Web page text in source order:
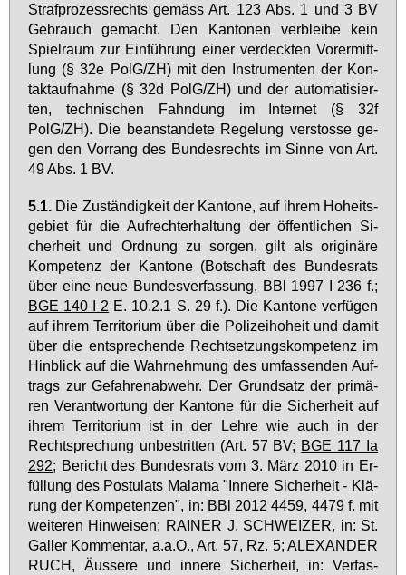
Straf­pro­zess­rechts ge­mäss Art. 123 Abs. 1 und 3 BV
Ge­brauch ge­macht. Den Kan­to­nen ver­blei­be kein
Spiel­raum zur Ein­füh­rung ei­ner ver­deck­ten Vor­er­mitt­
lung (§ 32e PolG/ZH) mit den In­stru­men­ten der Kon­
takt­auf­nah­me (§ 32d PolG/ZH) und der au­to­ma­ti­sier­
ten, tech­ni­schen Fahn­dung im In­ter­net (§ 32f
PolG/ZH). Die be­an­stan­de­te Re­ge­lung ver­stos­se ge­
gen den Vor­rang des Bun­des­rechts im Sin­ne von Art.
49 Abs. 1 BV.
5.1. Die Zu­stän­dig­keit der Kan­to­ne, auf ih­rem Ho­heits­
ge­biet für die Auf­recht­er­hal­tung der öf­fent­li­chen Si­
cher­heit und Ord­nung zu sor­gen, gilt als ori­gi­nä­re
Kom­pe­tenz der Kan­to­ne (Bot­schaft des Bun­des­rats
über ei­ne neue Bun­des­ver­fas­sung, BBl 1997 I 236 f.;
BGE 140 I 2 E. 10.2.1 S. 29 f.). Die Kan­to­ne ver­fü­gen
auf ih­rem Ter­ri­to­ri­um über die Po­li­zei­ho­heit und da­mit
über die ent­spre­chen­de Recht­set­zungs­kom­pe­tenz im
Hin­blick auf die Wahr­neh­mung des um­fas­sen­den Auf­
trags zur Ge­fah­ren­ab­wehr. Der Grund­satz der pri­mä­
ren Ver­ant­wor­tung der Kan­to­ne für die Si­cher­heit auf
ih­rem Ter­ri­to­ri­um ist in der Leh­re wie auch in der
Recht­spre­chung un­be­strit­ten (Art. 57 BV; BGE 117 Ia
292; Be­richt des Bun­des­rats vom 3. März 2010 in Er­
fül­lung des Pos­tu­lats Ma­la­ma "In­ne­re Si­cher­heit - Klä­
rung der Kom­pe­ten­zen", in: BBl 2012 4459, 4479 f. mit
wei­te­ren Hin­wei­sen; RAI­NER J. SCHWEI­ZER, in: St.
Gal­ler Kom­men­tar, a.a.O., Art. 57, Rz. 5; ALEX­AN­DER
RUCH, Äus­se­re und in­ne­re Si­cher­heit, in: Ver­fas­